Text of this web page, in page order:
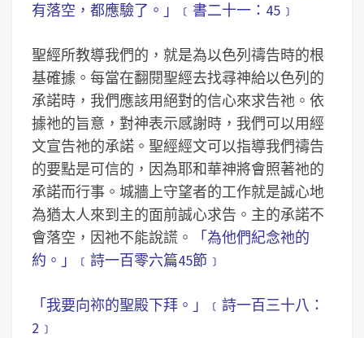
有落空，都應驗了。」﹝書二十一：45﹞
聖經所教導我們的，就是為以色列禱告時的根
基確據。每當在翻閱聖經去找尋神給以色列的
承諾時，我們應該用絕對的信心來求告祂。依
據祂的旨意，對神表示感謝時，我們可以用經
文宣告祂的承諾。聖經經文可以指導我們禱告
的要點是可信的，因為耶和華神將會照著祂的
承諾而行事。城牆上守望者的工作就是誠心地
為猶太人來到主的面前誠心求告。主的承諾不
會落空，因祂不能說謊。
「為他們紀念祂的
約。」﹝詩一百零六篇45節﹞
「我要向祢的聖殿下拜。」﹝詩一百三十八：
2﹞